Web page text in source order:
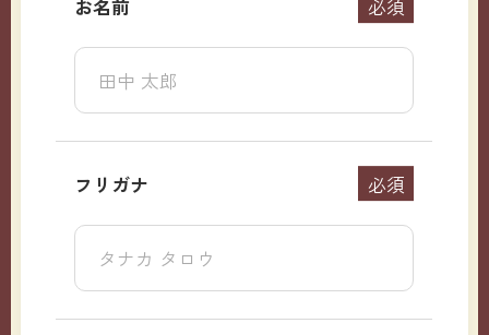
必須
お名前
必須
フリガナ